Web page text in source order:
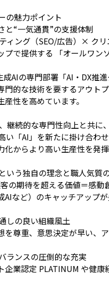
の魅力ポイント
と“一気通貫”の支援体制
ィング（SEO/広告）× ク
プで提供する 「オールワン
AIの専門部署「AI・DX推進
門的な技術を要するアウトプ
性を高めています。
継続的な専門性向上と共に、
い「AI」を新たに掛け合わ
化からより高い生産性を発
いう独自の理念と職人気質
の期待を超える価値＝感動
AIなど）のキャッチアップ
しの良い組織風土
を尊重、意思決定が早い、
ランスの圧倒的な充実
企業認定 PLATINUM や健康